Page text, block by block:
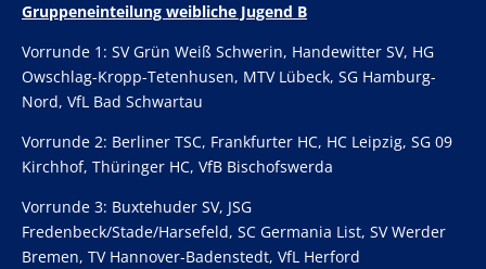
Gruppeneinteilung weibliche Jugend B
Vorrunde 1: SV Grün Weiß Schwerin, Handewitter SV, HG
Owschlag-Kropp-Tetenhusen, MTV Lübeck, SG Hamburg-
Nord, VfL Bad Schwartau
Vorrunde 2: Berliner TSC, Frankfurter HC, HC Leipzig, SG 09
Kirchhof, Thüringer HC, VfB Bischofswerda
Vorrunde 3: Buxtehuder SV, JSG
Fredenbeck/Stade/Harsefeld, SC Germania List, SV Werder
Bremen, TV Hannover-Badenstedt, VfL Herford